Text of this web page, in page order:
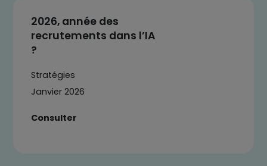
2026, année des
recrutements dans l’IA
?
Stratégies
Janvier 2026
Consulter